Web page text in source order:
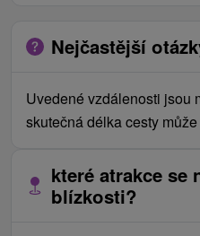
Nejčastější
Uvedené vzdálenosti jsou
skutečná délka cesty
které atrakce se
blízkosti?